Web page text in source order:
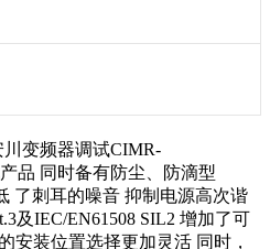
变频器调试CIMR-
品 同时备有防尘、防滴型
了刺耳的噪音 抑制电源高次谐
及IEC/EN61508 SIL2 增加了可
安装位置选择更加灵活 同时，